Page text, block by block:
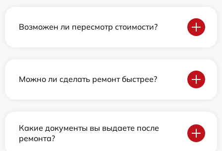
Возможен ли пересмотр стоимости?
Можно ли сделать ремонт быстрее?
Какие документы вы выдаете после
ремонта?